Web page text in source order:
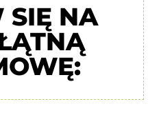
SIĘ NA